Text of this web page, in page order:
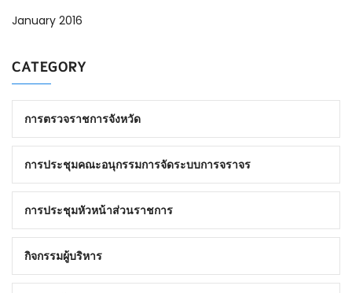
January 2016
CATEGORY
การตรวจราชการจังหวัด
การประชุมคณะอนุกรรมการจัดระบบการจราจร
การประชุมหัวหน้าส่วนราชการ
กิจกรรมผู้บริหาร